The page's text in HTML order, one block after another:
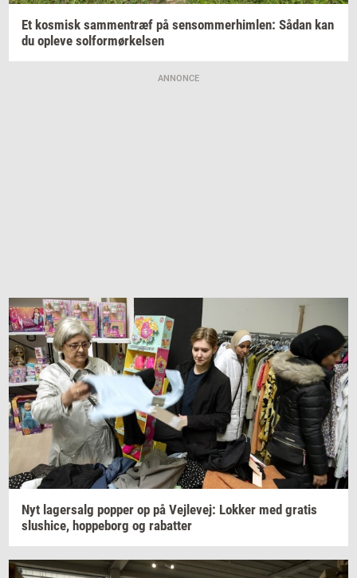
Et kos­misk sam­men­træf på sen­som­mer­him­len: Sådan kan
du op­le­ve sol­for­mør­kel­sen
ANNONCE
Nyt la­ger­salg pop­per op på Vej­le­vej: Lok­ker med gra­tis
slus­hi­ce, hop­pe­borg og ra­bat­ter